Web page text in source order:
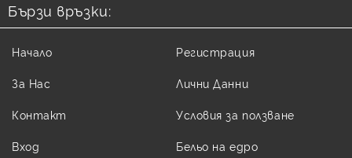
Бързи връзки:
Начало
За Нас
Контакт
Вход
Регистрация
Лични Данни
Условия за ползване
Бельо на едро